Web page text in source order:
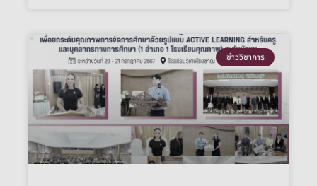
ข่าววิชาการ